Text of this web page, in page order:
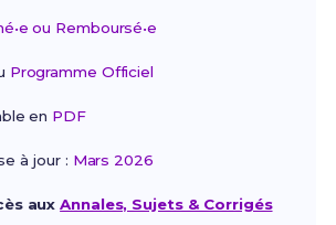
ou Remboursé•e
Programme Officiel
en PDF
à jour : Mars 2026
auxAnnales, Sujets & Corrigés